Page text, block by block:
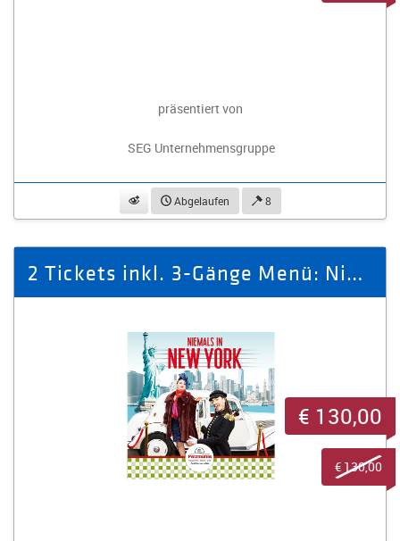
präsentiert von
SEG Unternehmensgruppe
beobachtenAbgelaufen 8
2 Tickets inkl. 3-Gänge Menü: Niemals in New York
€ 130,00
€ 130,00